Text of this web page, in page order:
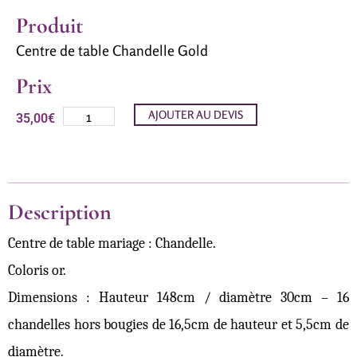
Produit
Centre de table Chandelle Gold
Prix
35,00€ AJOUTER AU DEVIS
Description
Centre de table mariage : Chandelle.
Coloris or.
Dimensions : Hauteur 148cm / diamètre 30cm – 16
chandelles hors bougies de 16,5cm de hauteur et 5,5cm de
diamètre.